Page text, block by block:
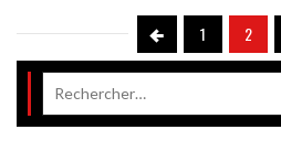
1 2